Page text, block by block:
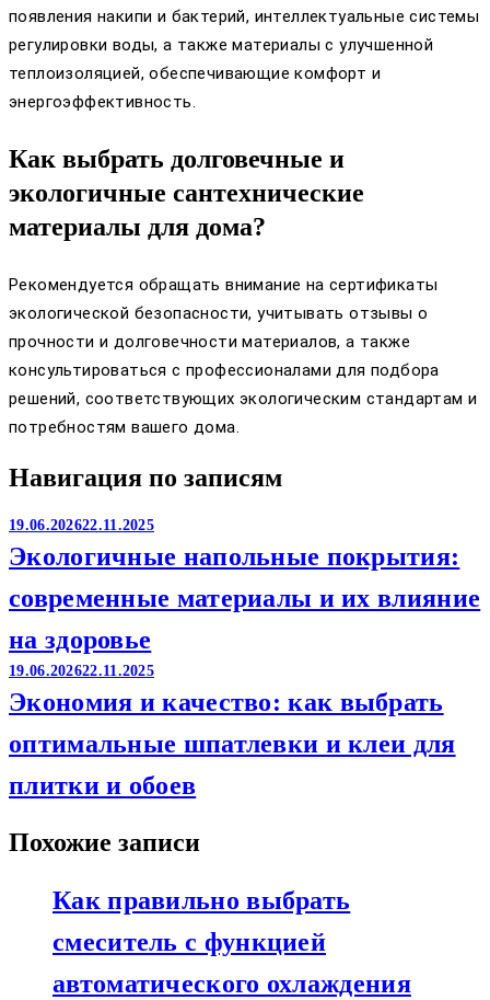
появления накипи и бактерий, интеллектуальные системы
регулировки воды, а также материалы с улучшенной
теплоизоляцией, обеспечивающие комфорт и
энергоэффективность.
Как выбрать долговечные и
экологичные сантехнические
материалы для дома?
Рекомендуется обращать внимание на сертификаты
экологической безопасности, учитывать отзывы о
прочности и долговечности материалов, а также
консультироваться с профессионалами для подбора
решений, соответствующих экологическим стандартам и
потребностям вашего дома.
Навигация по записям
19.06.202622.11.2025
Экологичные напольные покрытия:
современные материалы и их влияние
на здоровье
19.06.202622.11.2025
Экономия и качество: как выбрать
оптимальные шпатлевки и клеи для
плитки и обоев
Похожие записи
Как правильно выбрать
смеситель с функцией
автоматического охлаждения